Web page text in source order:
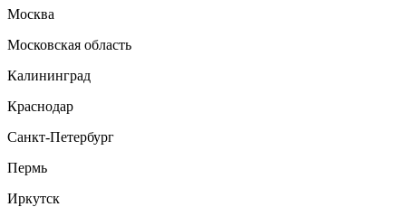
Москва
Московская область
Калининград
Краснодар
Санкт-Петербург
Пермь
Иркутск